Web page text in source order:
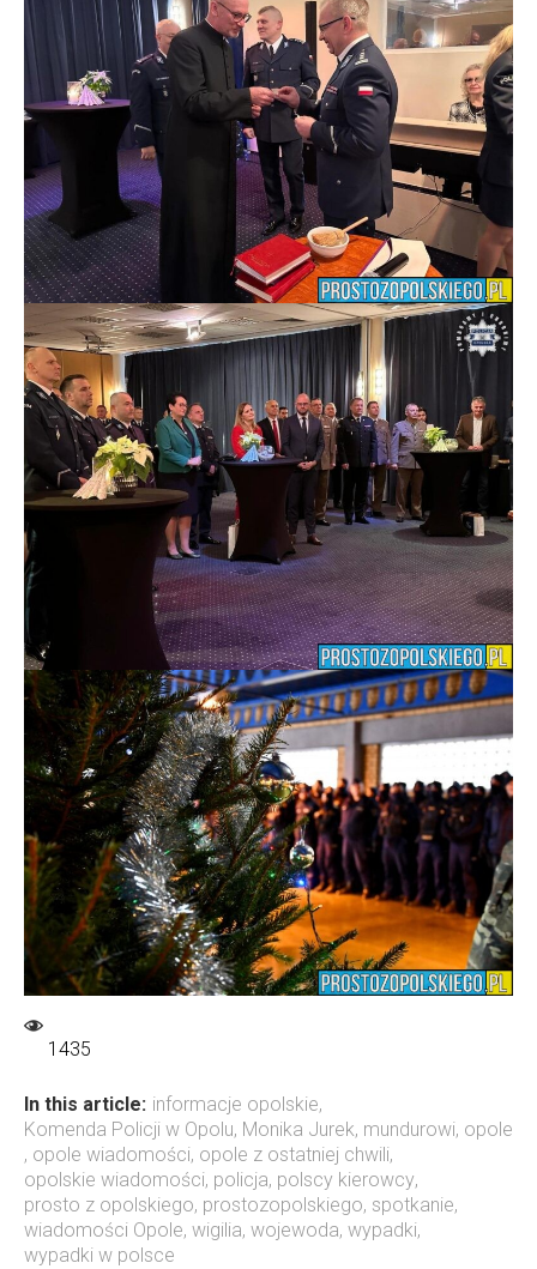
1435
In this article: informacje opolskie,
Komenda Policji w Opolu, Monika Jurek, mundurowi, opole
, opole wiadomości, opole z ostatniej chwili,
opolskie wiadomości, policja, polscy kierowcy,
prosto z opolskiego, prostozopolskiego, spotkanie,
wiadomości Opole, wigilia, wojewoda, wypadki,
wypadki w polsce